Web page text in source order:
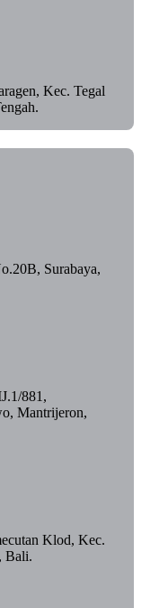
Kec. Tegal
Surabaya,
881,
Mantrijeron,
Klod, Kec.
Bali.